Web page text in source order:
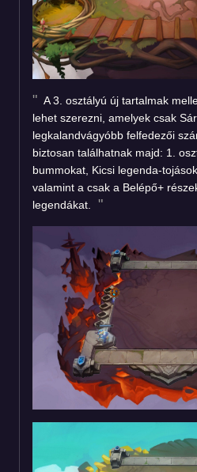
A 3. osztályú új tartalmak
lehet szerezni, amelyek csak
legkalandvágyóbb felfedezői
biztosan találhatnak majd: 1.
bummokat, Kicsi legenda-
valamint a csak a Belépő+
legendákat.